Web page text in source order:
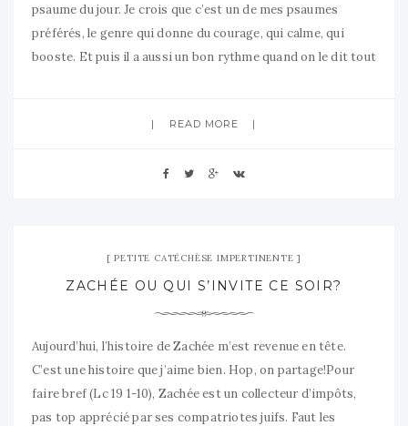
psaume du jour. Je crois que c’est un de mes psaumes
préférés, le genre qui donne du courage, qui calme, qui
booste. Et puis il a aussi un bon rythme quand on le dit tout
READ MORE
PETITE CATÉCHÈSE IMPERTINENTE
ZACHÉE OU QUI S’INVITE CE SOIR?
Aujourd’hui, l’histoire de Zachée m’est revenue en tête.
C’est une histoire que j’aime bien. Hop, on partage!Pour
faire bref (Lc 19 1-10), Zachée est un collecteur d’impôts,
pas top apprécié par ses compatriotes juifs. Faut les